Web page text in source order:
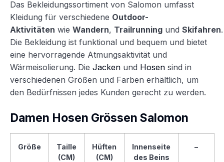
Das Bekleidungssortiment von Salomon umfasst
Kleidung für verschiedene Outdoor-
Aktivitäten wie Wandern, Trailrunning und Skifahren.
Die Bekleidung ist funktional und bequem und bietet
eine hervorragende Atmungsaktivität und
Wärmeisolierung. Die Jacken und Hosen sind in
verschiedenen Größen und Farben erhältlich, um
den Bedürfnissen jedes Kunden gerecht zu werden.
Damen Hosen Grössen Salomon
Größe
Taille
(CM)
Hüften
(CM)
Innenseite
des Beins
–